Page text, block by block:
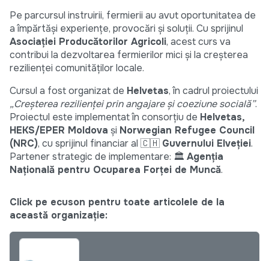
Pe parcursul instruirii, fermierii au avut oportunitatea de
a împărtăși experiențe, provocări și soluții. Cu sprijinul
Asociației Producătorilor Agricoli, acest curs va
contribui la dezvoltarea fermierilor mici și la creșterea
rezilienței comunităților locale.
Cursul a fost organizat de Helvetas, în cadrul proiectului
„Creșterea rezilienței prin angajare și coeziune socială”.
Proiectul este implementat în consorțiu de Helvetas,
HEKS/EPER Moldova și Norwegian Refugee Council
(NRC), cu sprijinul financiar al 🇨🇭 Guvernului Elveției.
Partener strategic de implementare: 🏛 Agenția
Națională pentru Ocuparea Forței de Muncă.
Click pe ecuson pentru toate articolele de la
această organizație: